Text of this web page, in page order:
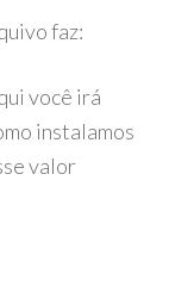
faz:
você irá
instalamos
valor